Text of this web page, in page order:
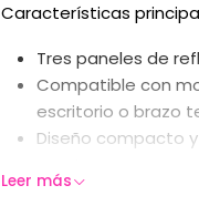
Características
Tres paneles de
Compatible con
escritorio o brazo
Diseño compacto
Construida para
Leer más